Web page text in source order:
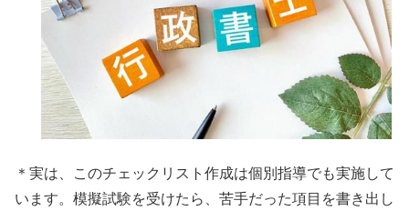
＊実は、このチェックリスト作成は個別指導でも実施して
います。模擬試験を受けたら、苦手だった項目を書き出し